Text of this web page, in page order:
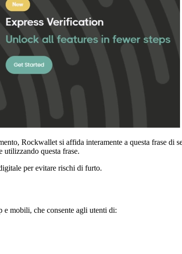
Rockwallet si affida interamente a questa frase di
questa frase.
per evitare rischi di furto.
mobili, che consente agli utenti di: